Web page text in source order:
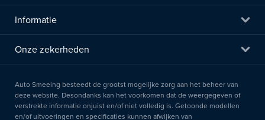
Informatie
Onze zekerheden
Auto Smeeing besteedt de grootst mogelijke zorg aan het beheer van
deze website. Desondanks kan het voorkomen dat de weergegeven of
verstrekte informatie onjuist en/of niet volledig is. Getoonde modellen
en/of uitvoeringen en specificaties kunnen afwijken van